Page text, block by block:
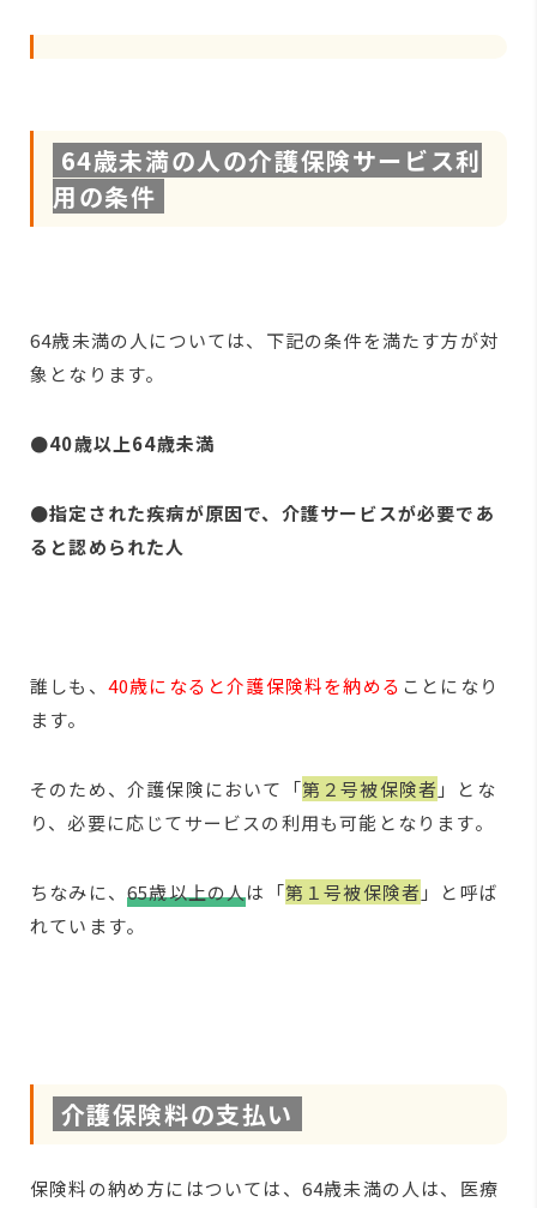
64歳未満の人の介護保険サービス利
用の条件
64歳未満の人については、下記の条件を満たす方が対
象となります。
●40歳以上64歳未満
●指定された疾病が原因で、介護サービスが必要であ
ると認められた人
誰しも、 40歳になると介護保険料を納める ことになり
ます。
そのため、介護保険において「第２号被保険者 」とな
り、必要に応じてサービスの利用も可能となります。
ちなみに、 65歳以上の人は「第１号被保険者 」と呼ば
れています。
介護保険料の支払い
保険料の納め方にはついては、64歳未満の人は、医療